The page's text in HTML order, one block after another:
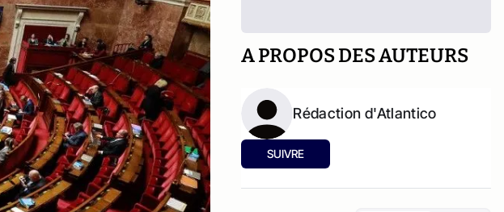
A PROPOS DES AUTEURS
Rédaction d'Atlantico
SUIVRE